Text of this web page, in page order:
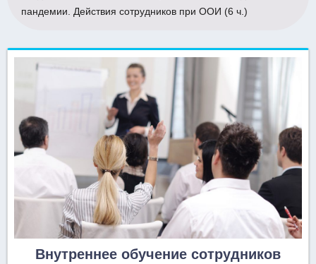
пандемии. Действия сотрудников при ООИ (6 ч.)
Внутреннее обучение сотрудников